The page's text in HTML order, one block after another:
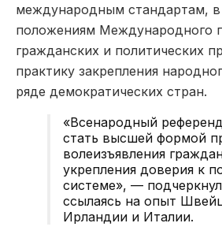
международным стандартам, в
положениям Международного
гражданских и политических
практику закрепления
ряде демократических стран.
«Всенародный
стать высшей формой
волеизъявления
укрепления доверия к
системе», —
ссылаясь на опыт
Ирландии и Италии.